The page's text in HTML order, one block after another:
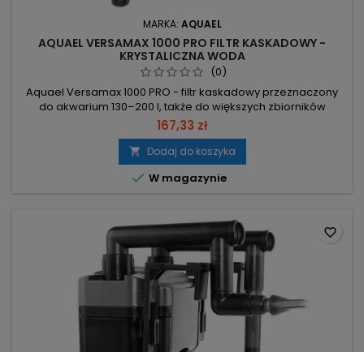
MARKA: AQUAEL
AQUAEL VERSAMAX 1000 PRO FILTR KASKADOWY -
KRYSTALICZNA WODA
(0)
Aquael Versamax 1000 PRO - filtr kaskadowy przeznaczony
do akwarium 130–200 l, także do większych zbiorników
morskich. Wydajność 900 l/h – szybka cyrkulacja i efektywne
oczyszczanie. Moc 7.1W – niskie zużycie energii. Poziom
hałasu 32 dB – praca niemal niesłyszalna. Silnik pod wodą –
natychmiastowy start po podłączeniu i odporność na
przerwy zasilania.
167,33 zł
 Dodaj do koszyka
 W magazynie
favorite_border